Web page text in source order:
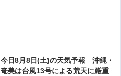
今日8月8日(土)の天気予報 沖縄・
奄美は台風13号による荒天に厳重